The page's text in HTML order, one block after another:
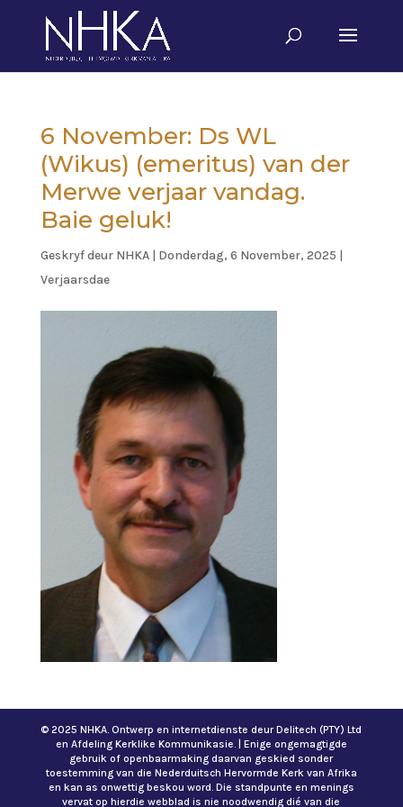
6 November: Ds WL
(Wikus) (emeritus) van der
Merwe verjaar vandag.
Baie geluk!
Geskryf deur NHKA| Donderdag, 6 November, 2025 |
Verjaarsdae
© 2025 NHKA. Ontwerp en internetdienste deur Delitech (PTY) Ltd
en Afdeling Kerklike Kommunikasie. | Enige ongemagtigde
gebruik of openbaarmaking daarvan geskied sonder
toestemming van die Nederduitsch Hervormde Kerk van Afrika
en kan as onwettig beskou word. Die standpunte en menings
vervat op hierdie webblad is nie noodwendig dié van die